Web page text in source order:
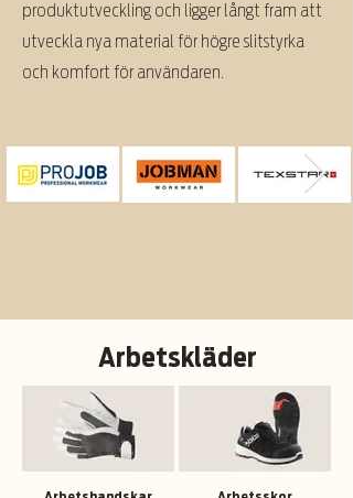
produktutveckling och ligger långt fram att
utveckla nya material för högre slitstyrka
och komfort för användaren.
Arbetskläder